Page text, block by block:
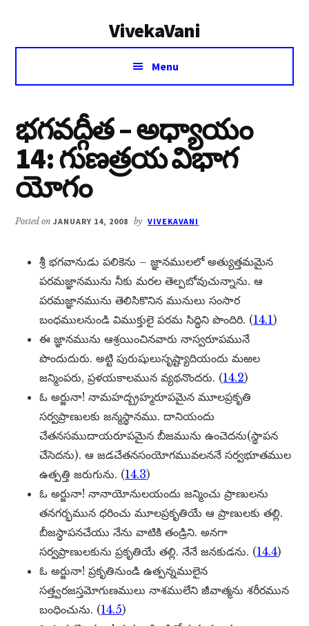
VivekaVani
Voice
Vivekananda
Menu
భగవద్గీత – అధ్యాయం
14: గుణత్రయ విభాగ
యోగం
Posted onJANUARY 14, 2008 by VIVEKAVANI
శ్రీ భగవానుడు పలికెను – జ్ఞానములలో అత్యుత్తమమైన
పరమజ్ఞానమును నీకు మరల తెల్పబోవుచున్నాను. ఆ
పరమజ్ఞానమును తెలిసికొనిన మునులు సంసార
బంధములనుండి విముక్తులై పరమ సిద్ధిని పొందిరి. (14.1)
ఈ జ్ఞానమును ఆశ్రయించినవారు నాస్వరూపమునే
పొందుదురు. అట్టి పురుషులుసృష్ట్యాదియందు మఱల
జన్మింపరు, ప్రళయకాలమున వ్యథనొందరు. (14.2)
ఓ అర్జునా! నామహద్బ్రహ్మరూపమైన మూలప్రకృతి
సర్వప్రాణులకు జన్మస్థానము. దానియందు
చేతనసముదాయరూపమైన బీజమును ఉంచెదను(స్థాపన
చేసెదను). ఆ జడచేతనసంయోగమువలననే సర్వభూతముల
ఉత్పత్తి జరుగును. (14.3)
ఓ అర్జునా! నానాయోనులయందు జన్మించు ప్రాణులను
తనగర్భమున ధరించు మూలప్రకృతియే ఆ ప్రాణులకు తల్లి.
బీజస్థాపనచేయు నేను వాటికి తండ్రిని. అనగా
సర్వప్రాణులకును ప్రకృతియే తల్లి. నేనే జనకుడను. (14.4)
ఓ అర్జునా! ప్రకృతినుండి ఉత్పన్నములైన
సత్త్వరజస్తమోగుణములు నాశములేని జీవాత్మను శరీరమున
బంధించును. (14.5)